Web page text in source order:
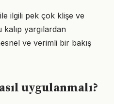
ilgili pek çok klişe ve
yargılardan
ve verimli bir bakış
uygulanmalı?